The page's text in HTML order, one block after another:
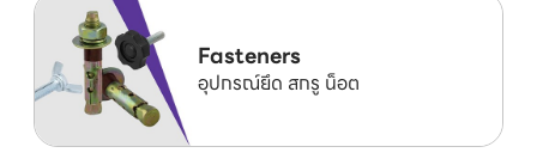
Fasteners
อุปกรณ์ยึด สกรู น็อต